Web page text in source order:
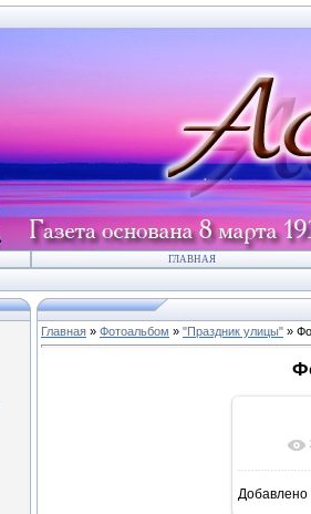
ГЛАВНАЯ
Главная » Фотоальбом » "Праздник улицы" »
Добавлено